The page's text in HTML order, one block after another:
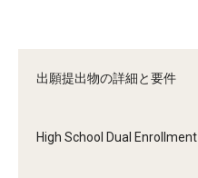
出願提出物の詳細と要件
High School Dual